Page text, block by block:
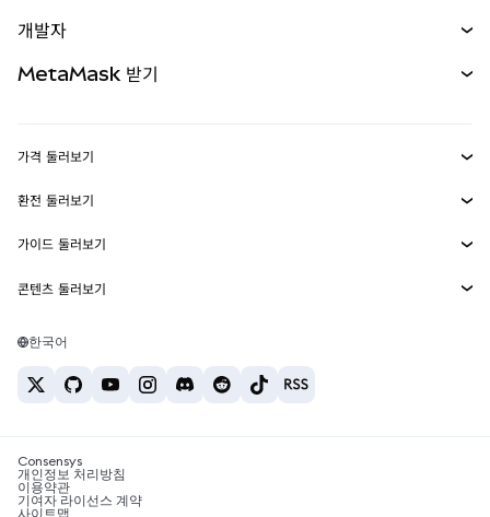
무기한 선물
실물자산
개발자
MetaMask Connect
Snaps
웹3 서비스
MetaMask 받기
보안
고객 지원
채용
가격 둘러보기
이더리움 가격
솔라나 가격
테더 가격
환전 둘러보기
ETH를 USD로 환전
USDT를 INR로 환전
BTC를 INR로 환전
ETH를 USDT로 환전
가이드 둘러보기
ETH 매수
USDT 매수
SHIB 매수
BNB 매수
콘텐츠 둘러보기
솔라나 지갑
암호화폐 세금 뉴스
암호화폐 매수 방법
한국어
Consensys
개인정보 처리방침
이용약관
기여자 라이선스 계약
사이트맵